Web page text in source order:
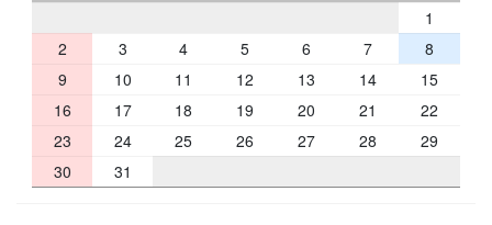
1
2
3 4 5 6 7
8
9
10 11 12 13 14
15
16
17 18 19 20 21
22
23
24 25 26 27 28
29
30
31